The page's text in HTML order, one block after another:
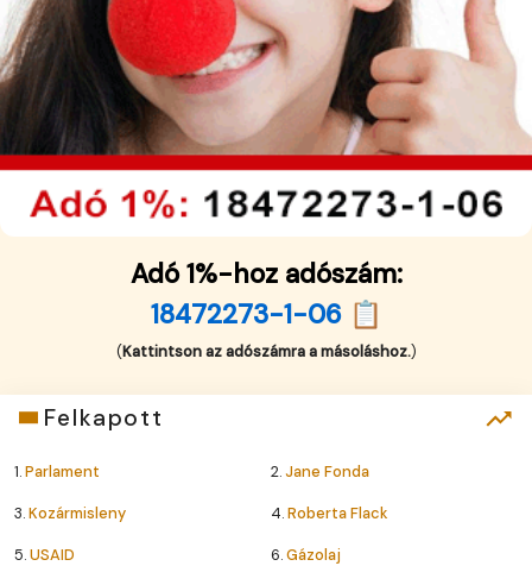
Adó 1%-hoz adószám:
18472273-1-06 📋
(Kattintson az adószámra a másoláshoz.)
Felkapott
1.Parlament 2.Jane Fonda
3.Kozármisleny 4.Roberta Flack
5.USAID 6.Gázolaj